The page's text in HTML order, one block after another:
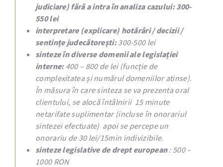
judiciare) fără a intra în analiza cazului: 300-
550 lei
interpretare (explicare) hotărâri / decizii /
sentințe judecătorești:300-500 lei
sinteze în diverse domenii ale legislației
interne:400 – 800 de lei (funcție de
complexitatea și numărul domeniilor atinse).
În măsura în care sinteza se va prezenta oral
clientului, se alocă întâlnirii 15 minute
netarifate suplimentar (incluse în onorariul
sintezei efectuate) apoi se percepe un
onorariu de 30 lei/15min indivizibile.
sinteze legislative de drept european: 500 –
1000 RON